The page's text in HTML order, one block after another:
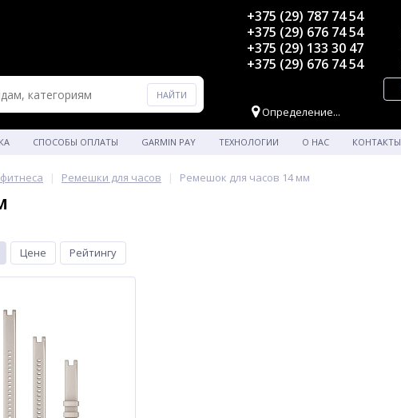
+375 (29) 787 74 54
+375 (29) 676 74 54
+375 (29) 133 30 47
+375 (29) 676 74 54
Определение...
СПОСОБЫ ОПЛАТЫ GARMIN PAY ТЕХНОЛОГИИ О НАС КОНТАКТЫ
Ремешки для часов Ремешок для часов 14 мм
Цене Рейтингу